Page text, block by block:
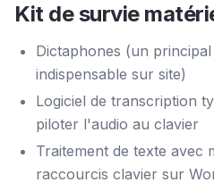
Kit de survie
Dictaphones (un
indispensable sur site)
Logiciel de transcription
piloter l'audio au clavier
Traitement de texte avec
raccourcis clavier sur